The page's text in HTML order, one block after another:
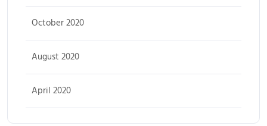
October 2020
August 2020
April 2020